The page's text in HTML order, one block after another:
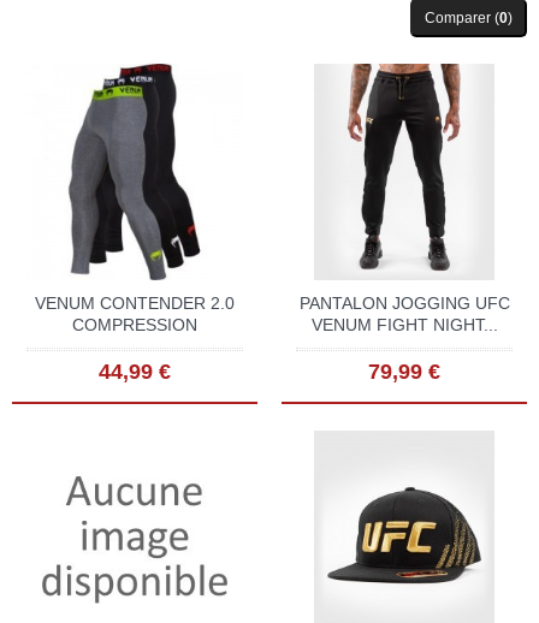
Comparer (0)
VENUM CONTENDER 2.0
COMPRESSION
44,99 €
PANTALON JOGGING UFC
VENUM FIGHT NIGHT...
79,99 €